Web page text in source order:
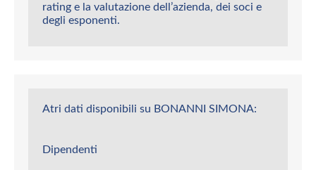
rating e la valutazione dell’azienda, dei soci e
degli esponenti.
Atri dati disponibili su BONANNI SIMONA:
Dipendenti